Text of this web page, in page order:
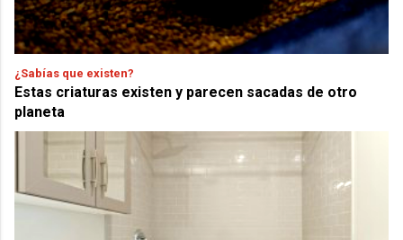
¿Sabías que existen?
Estas criaturas existen y parecen sacadas de otro
planeta